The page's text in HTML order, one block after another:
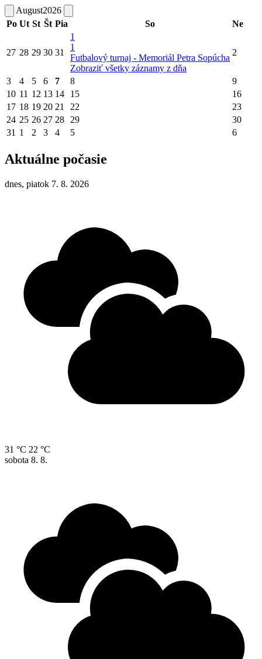
August2026
Po Ut St Št Pia So Ne
27 28 29 30 31
1
1
Futbalový turnaj - Memoriál Petra Sopúcha
Zobraziť všetky záznamy z dňa
2
3 4 5 6 7 8
9
10 11 12 13 14 15
16
17 18 19 20 21 22
23
24 25 26 27 28 29
30
31 1 2 3 4 5 6
Aktuálne počasie
dnes, piatok 7. 8. 2026
31 °C 22 °C
sobota 8. 8.